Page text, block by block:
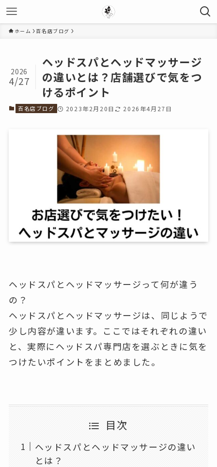
ホーム 百名店ブログ
ヘッドスパとヘッドマッサージ
の違いとは？店舗選びで気をつ
けるポイント
2026
4/27
百名店ブログ 2023年2月20日 2026年4月27日
ヘッドスパとヘッドマッサージって何が違う
の？
ヘッドスパとヘッドマッサージは、同じようで
少し内容が違います。ここではそれぞれの違い
と、実際にヘッドスパ専門店を選ぶときに気を
つけたいポイントをまとめました。
目次
ヘッドスパとヘッドマッサージの違い
とは？